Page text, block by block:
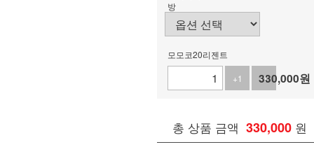
방
모모코20리젠트
+1
-1
330,000원
총 상품 금액 330,000 원